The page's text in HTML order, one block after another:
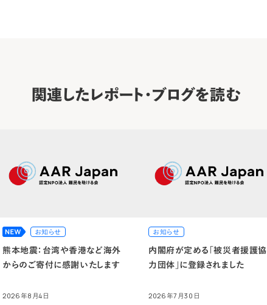
関連したレポート・ブログを読む
お知らせ
熊本地震：台湾や香港など海外
からのご寄付に感謝いたします
2026年8月4日
お知らせ
内閣府が定める「被災者援護協
力団体」に登録されました
2026年7月30日